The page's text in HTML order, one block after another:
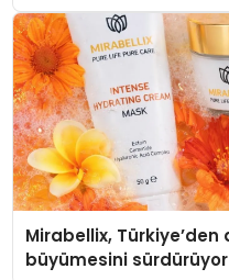
Mirabellix,
büyümesini sürdürüyor